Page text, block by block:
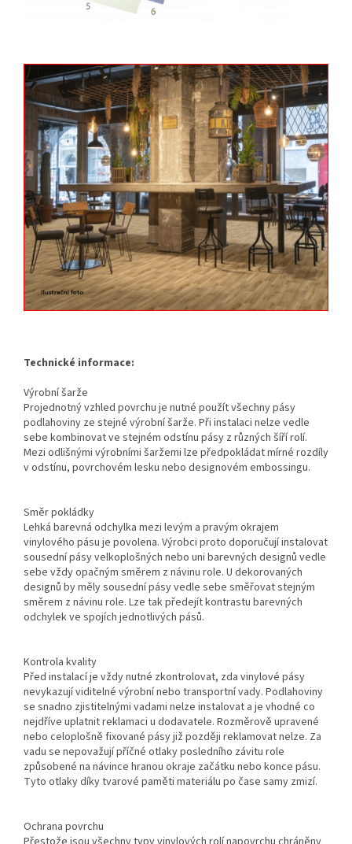
Technické informace:
Výrobní šarže
Projednotný vzhled povrchu je nutné použít všechny pásy
podlahoviny ze stejné výrobní šarže. Při instalaci nelze vedle
sebe kombinovat ve stejném odstínu pásy z různých šíří rolí.
Mezi odlišnými výrobními šaržemi lze předpokládat mírné rozdíly
v odstínu, povrchovém lesku nebo designovém embossingu.
Směr pokládky
Lehká barevná odchylka mezi levým a pravým okrajem
vinylového pásu je povolena. Výrobci proto doporučují instalovat
sousední pásy velkoplošných nebo uni barevných designů vedle
sebe vždy opačným směrem z návinu role. U dekorovaných
designů by měly sousední pásy vedle sebe směřovat stejným
směrem z návinu role. Lze tak předejít kontrastu barevných
odchylek ve spojích jednotlivých pásů.
Kontrola kvality
Před instalací je vždy nutné zkontrolovat, zda vinylové pásy
nevykazují viditelné výrobní nebo transportní vady. Podlahoviny
se snadno zjistitelnými vadami nelze instalovat a je vhodné co
nejdříve uplatnit reklamaci u dodavatele. Rozměrově upravené
nebo celoplošně fixované pásy již později reklamovat nelze. Za
vadu se nepovažují příčné otlaky posledního závitu role
způsobené na návince hranou okraje začátku nebo konce pásu.
Tyto otlaky díky tvarové paměti materiálu po čase samy zmizí.
Ochrana povrchu